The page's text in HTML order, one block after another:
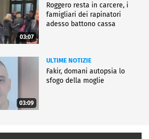
03:07
Roggero resta in carcere, i
famigliari dei rapinatori
adesso battono cassa
03:09
ULTIME NOTIZIE
Fakir, domani autopsia lo
sfogo della moglie